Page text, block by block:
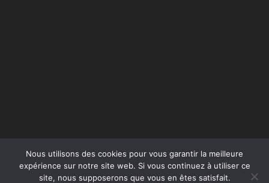
Nous utilisons des cookies pour vous garantir la meilleure
expérience sur notre site web. Si vous continuez à utiliser ce
site, nous supposerons que vous en êtes satisfait.